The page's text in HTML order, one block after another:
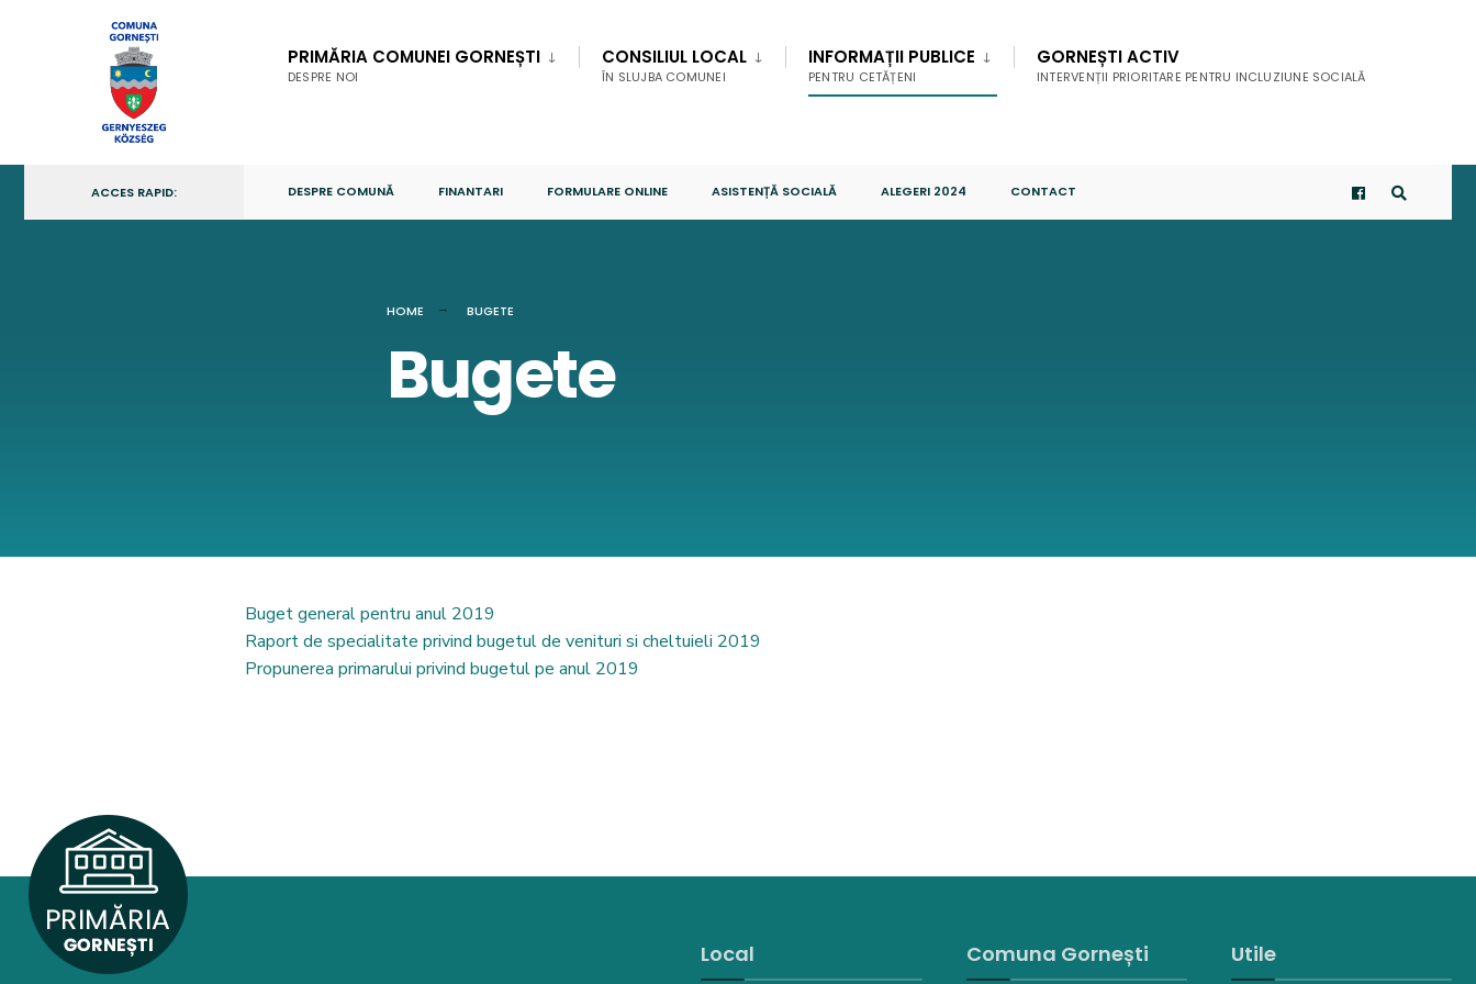
PRIMĂRIA COMUNEI GORNEȘTI
DESPRE NOI
CONSILIUL LOCAL
ÎN SLUJBA COMUNEI
INFORMAȚII PUBLICE
PENTRU CETĂȚENI
GORNEȘTI ACTIV
INTERVENȚII PRIORITARE PENTRU INCLUZIUNE SOCIALĂ
ACCES RAPID: DESPRE COMUNĂ FINANTARI FORMULARE ONLINE ASISTENȚĂ SOCIALĂ ALEGERI 2024 CONTACT
HOME BUGETE
Bugete
Buget general pentru anul 2019
Raport de specialitate privind bugetul de venituri si cheltuieli 2019
Propunerea primarului privind bugetul pe anul 2019
Local Comuna Gornești Utile